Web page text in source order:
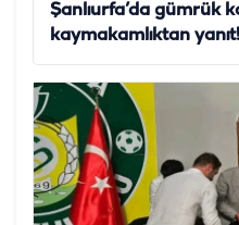
Şanlıurfa’da gümrük
kaymakamlıktan yanıt!